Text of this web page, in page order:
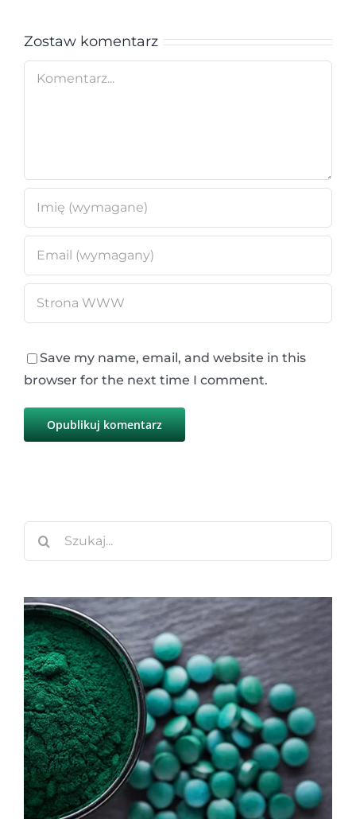
Zostaw komentarz
Save my name, email, and website in this
browser for the next time I comment.